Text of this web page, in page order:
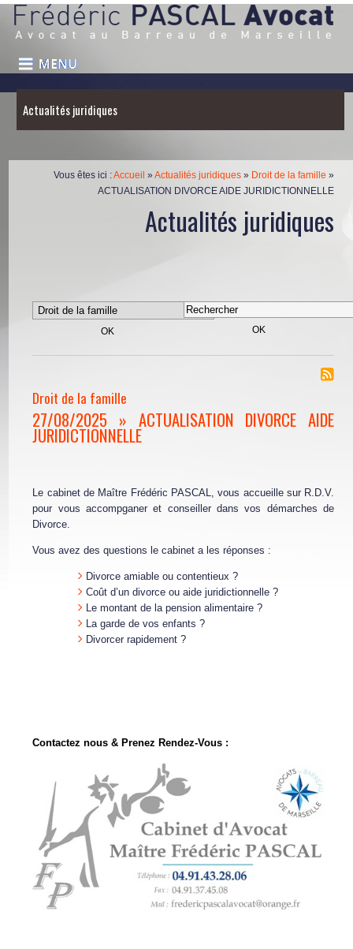
Actualités juridiques
Vous êtes ici :Accueil »Actualités juridiques » Droit de la famille »
ACTUALISATION DIVORCE AIDE JURIDICTIONNELLE
Actualités juridiques
Droit de la famille
27/08/2025 » ACTUALISATION DIVORCE AIDE
JURIDICTIONNELLE
Le cabinet de Maître Frédéric PASCAL, vous accueille sur R.D.V.
pour vous accompganer et conseiller dans vos démarches de
Divorce.
Vous avez des questions le cabinet a les réponses :
Divorce amiable ou contentieux ?
Coût d’un divorce ou aide juridictionnelle ?
Le montant de la pension alimentaire ?
La garde de vos enfants ?
Divorcer rapidement ?
Contactez nous & Prenez Rendez-Vous :